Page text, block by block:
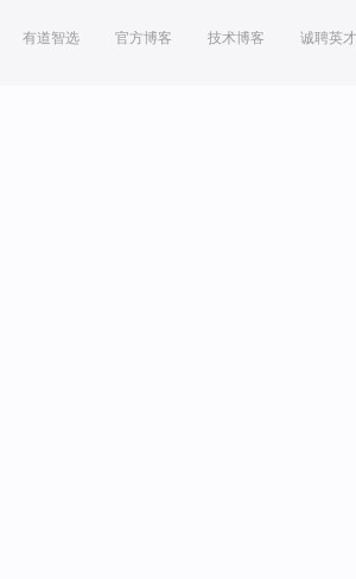
有道智选 官方博客 技术博客 诚聘英才